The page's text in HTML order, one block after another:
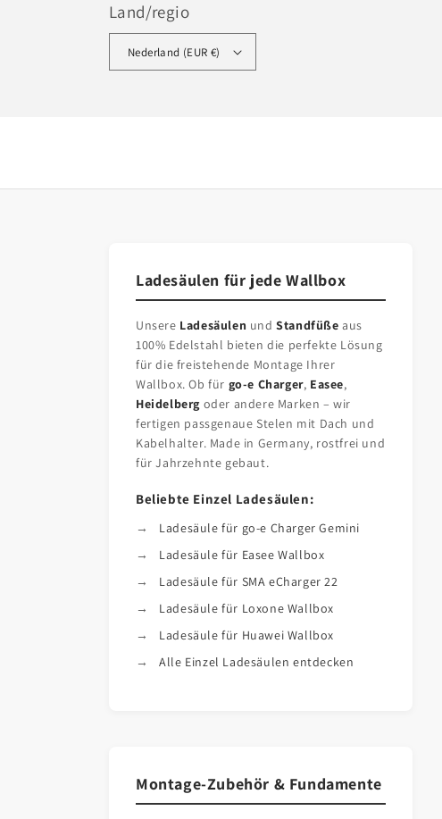
Land/regio
Nederland (EUR €)
Ladesäulen für jede Wallbox
Unsere Ladesäulen undStandfüße aus
100% Edelstahl bieten die perfekte Lösung
für die freistehende Montage Ihrer
Wallbox. Ob für go-e Charger, Easee,
Heidelberg oder andere Marken – wir
fertigen passgenaue Stelen mit Dach und
Kabelhalter. Made in Germany, rostfrei und
für Jahrzehnte gebaut.
Beliebte Einzel Ladesäulen:
Ladesäule für go-e Charger Gemini
Ladesäule für Easee Wallbox
Ladesäule für SMA eCharger 22
Ladesäule für Loxone Wallbox
Ladesäule für Huawei Wallbox
Alle Einzel Ladesäulen entdecken
Montage-Zubehör & Fundamente